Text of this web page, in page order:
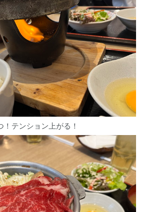
テンション上がる！